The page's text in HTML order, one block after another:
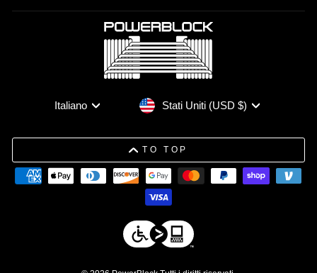
Lingua
Italiano Valuta Stati Uniti (USD $)
TO TOP